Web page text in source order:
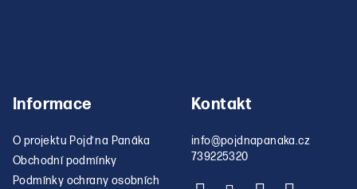
Informace
O projektu Pojď na Panáka
Obchodní podmínky
Podmínky ochrany osobních
Kontakt
info@pojdnapanaka.cz
739225320